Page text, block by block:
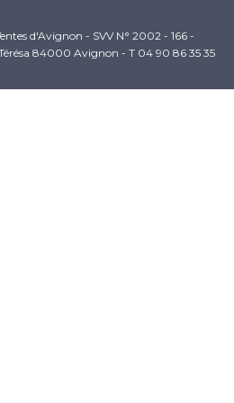
d'Avignon - SVV N° 2002 - 166 -
84000 Avignon - T 04 90 86 35 35